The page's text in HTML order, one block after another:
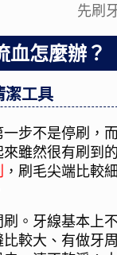
血怎麼辦？
潔工具
步不是停刷，
雖然很有刷到
，刷毛尖端比較
。牙線基本上
較大、有做牙